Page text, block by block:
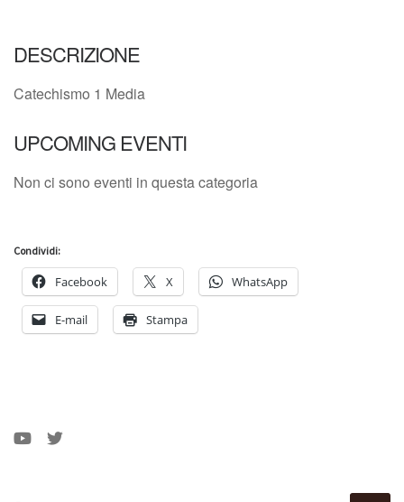
DESCRIZIONE
Catechismo 1 Media
UPCOMING EVENTI
Non ci sono eventi in questa categoria
Condividi:
Facebook X WhatsApp
E-mail Stampa